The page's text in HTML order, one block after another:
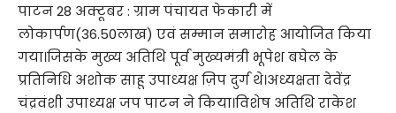
पाटन 28 अक्टूबर : ग्राम पंचायत फेकारी में
लोकार्पण(36.50लाख) एवं सम्मान समारोह आयोजित किया
गया।जिसके मुख्य अतिथि पूर्व मुख्यमंत्री भूपेश बघेल के
प्रतिनिधि अशोक साहू उपाध्यक्ष ज़िप दुर्ग थे।अध्यक्षता देवेंद्र
चंद्रवंशी उपाध्यक्ष जप पाटन ने किया।विशेष अतिथि राकेश